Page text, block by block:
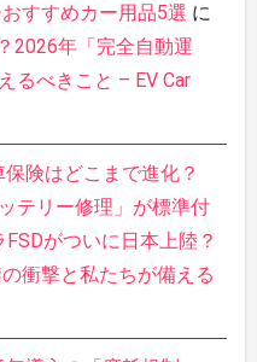
すすめカー用品5選 に
2026年「完全自動運
るべきこと – EV Car
険はどこまで進化？
テリー修理」が標準付
FSDがついに日本上陸？
衝撃と私たちが備える